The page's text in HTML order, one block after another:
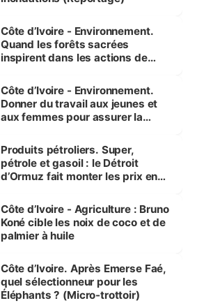
Côte d’Ivoire - Environnement.
Quand les forêts sacrées
inspirent dans les actions de
Côte d’Ivoire - Environnement.
Donner du travail aux jeunes et
aux femmes pour assurer la
menacées
Produits pétroliers. Super,
pétrole et gasoil : le Détroit
d’Ormuz fait monter les prix en
Côte d’Ivoire - Agriculture : Bruno
Koné cible les noix de coco et de
palmier à huile
Côte d’Ivoire. Après Emerse Faé,
quel sélectionneur pour les
Éléphants ? (Micro-trottoir)